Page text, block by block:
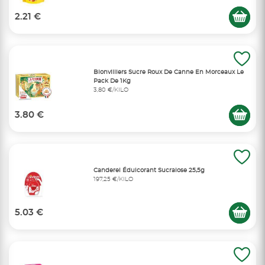
2.21 €
Blonvilliers Sucre Roux De Canne En Morceaux Le
Pack De 1Kg
3,80 €/KILO
3.80 €
Canderel Édulcorant Sucralose 25,5g
197,25 €/KILO
5.03 €